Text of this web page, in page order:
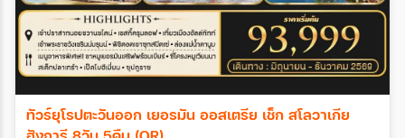
ทัวร์ยุโรปตะวันออก เยอรมัน ออสเตรีย เช็ก สโลวาเกีย